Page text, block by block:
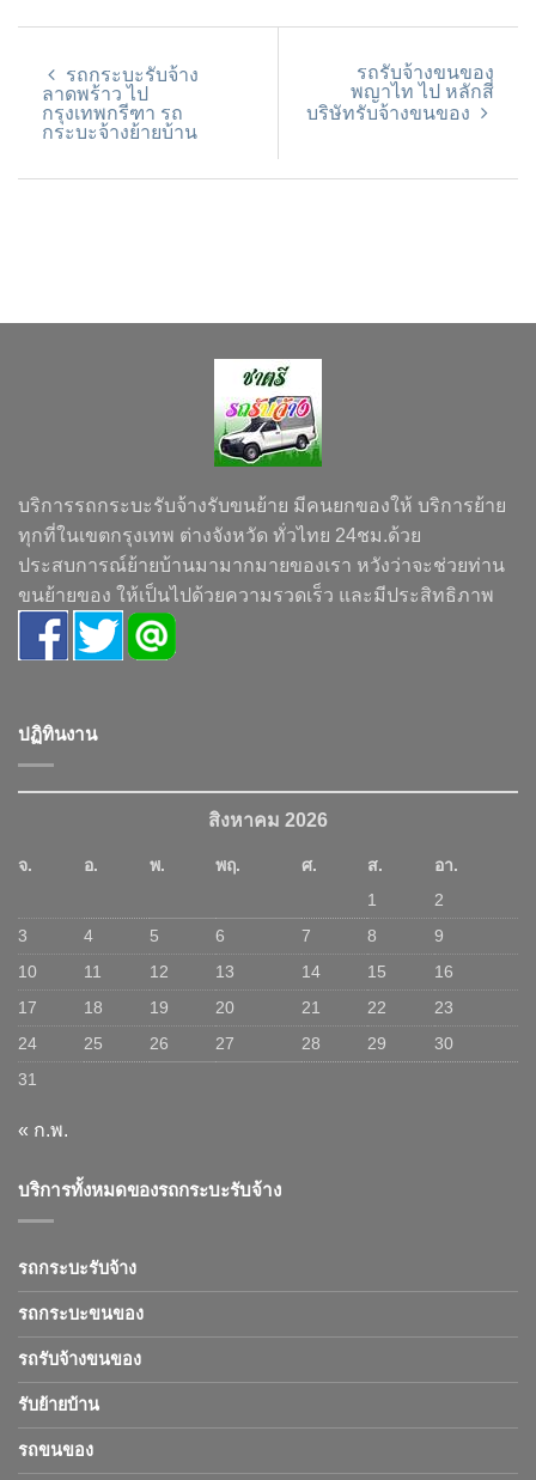
รถกระบะรับจ้าง
ลาดพร้าว ไป
กรุงเทพกรีฑา รถ
กระบะจ้างย้ายบ้าน
รถรับจ้างขนของ
พญาไท ไป หลักสี่
บริษัทรับจ้างขนของ
บริการรถกระบะรับจ้างรับขนย้าย มีคนยกของให้ บริการย้าย
ทุกที่ในเขตกรุงเทพ ต่างจังหวัด ทั่วไทย 24ชม.ด้วย
ประสบการณ์ย้ายบ้านมามากมายของเรา หวังว่าจะช่วยท่าน
ขนย้ายของ ให้เป็นไปด้วยความรวดเร็ว และมีประสิทธิภาพ
ปฏิทินงาน
สิงหาคม 2026
จ. อ. พ. พฤ. ศ. ส.
อา.
1
2
3
4 5 6 7 8
9
10
11 12 13 14 15
16
17
18 19 20 21 22
23
24
25 26 27 28 29
30
31
« ก.พ.
บริการทั้งหมดของรถกระบะรับจ้าง
รถกระบะรับจ้าง
รถกระบะขนของ
รถรับจ้างขนของ
รับย้ายบ้าน
รถขนของ